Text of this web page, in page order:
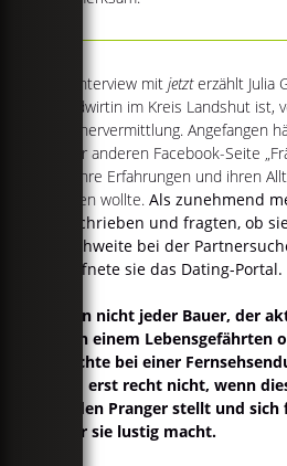
Im Interview mitjetzterzählt Julia
Landwirtin im Kreis Landshut ist,
Partnervermittlung. Angefangen
einer anderen Facebook-Seite
sie ihre Erfahrungen und ihren
zeigen wollte.Als zunehmend
anschrieben und fragten, ob
Reichweite bei der
eröffnete sie das Dating-Portal.
Denn nicht jeder Bauer, der
nach einem Lebensgefährten
möchte bei einer
Und erst recht nicht, wenn
an den Pranger stellt und
über sie lustig macht.